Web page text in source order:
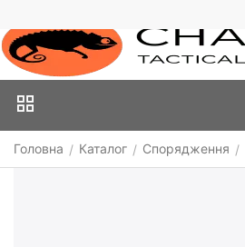
Головна / Каталог / Спорядження /